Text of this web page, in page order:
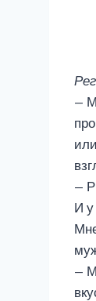
—
—
И у
—